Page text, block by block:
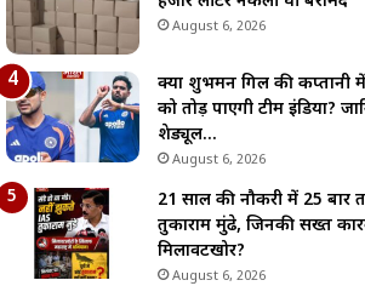
August 6, 2026
क्या शुभमन गिल की कप्तानी
को तोड़ पाएगी टीम इंडिया?
शेड्यूल…
August 6, 2026
21 साल की नौकरी में 25
तुकाराम मुंढे, जिनकी सख्त
मिलावटखोर?
August 6, 2026